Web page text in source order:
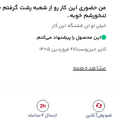
من حضوری این کار رو از شعبه رشت گرفتم
تنخورشم خوبه..
خیلی تو تن قشنگه این کار
این محصول را پیشنهاد می‌کنم.
کاربر جین‌وست|۲۶ فروردین ۱۴۰۵
مشاهده‌همه
تعویض آنلاین ارسال ۲ ساعته